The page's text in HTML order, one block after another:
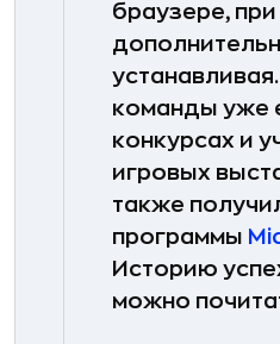
браузере,
команды уже
конкурсах и
игровых
также
программы
Историю
можно